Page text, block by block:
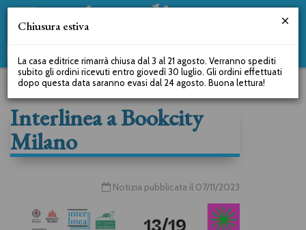
Interlinea a Bookcity
Milano
Notizia pubblicata il 07/11/2023
Chiusura estiva
La casa editrice rimarrà chiusa dal 3 al 21 agosto. Verranno spediti
subito gli ordini ricevuti entro giovedì 30 luglio. Gli ordini effettuati
dopo questa data saranno evasi dal 24 agosto. Buona lettura!